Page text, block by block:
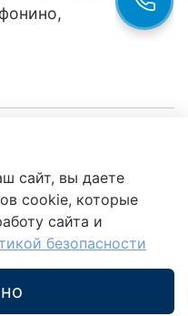
сайт, вы даете
cookie, которые
сайта и
безопасности
обработки